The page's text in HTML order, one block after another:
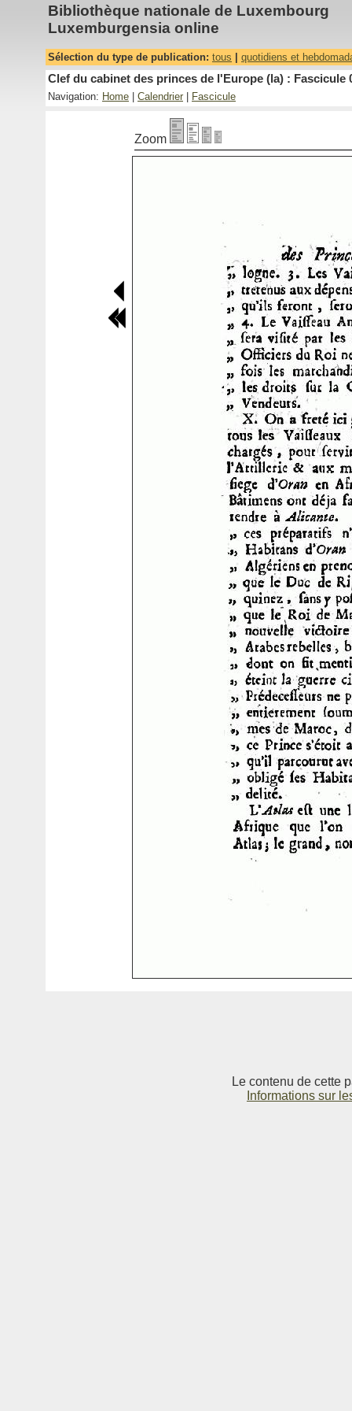
Bibliothèque nationale de Luxembourg
Luxemburgensia online
Sélection du type de publication: tous quotidiens et
Clef du cabinet des princes de l'Europe (la) : Fascicule
Navigation: Home Calendrier Fascicule
Zoom
Le contenu de cette
Informations sur